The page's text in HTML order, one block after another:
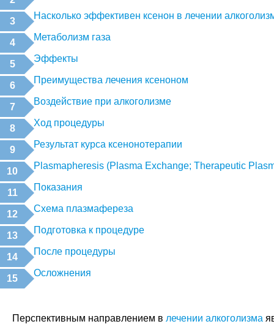
Насколько эффективен ксенон в лечении
Метаболизм газа
Эффекты
Преимущества лечения ксеноном
Воздействие при алкоголизме
Ход процедуры
Результат курса ксенонотерапии
Plasmapheresis (Plasma Exchange; Therapeutic
Показания
Схема плазмафереза
Подготовка к процедуре
После процедуры
Осложнения
Перспективным направлением в лечении алкоголизма